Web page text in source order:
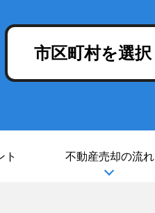
市区町村を選択
ト 不動産売却の流れ